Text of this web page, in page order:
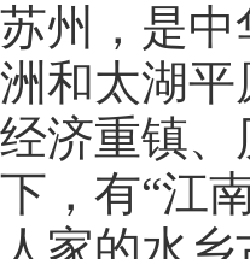
苏州，是
洲和太湖
经济重镇
下，有“江